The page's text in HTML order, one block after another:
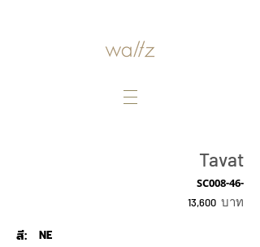
Tavat
SC008-46-
13,600 บาท
สี:
NE